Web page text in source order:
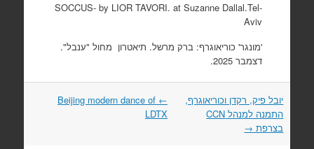
SOCCUS- by LIOR TAVORI. at Suzanne Dallal.Tel-
Aviv
'מונגר' כוריאוגרף: ברק מרשל. תיאטרון מחול "ענבל".
דצמבר 2025.
Post
navigation
←
Beijing modern dance of
LDTX
יובל פיק, רקדן וכוריאוגרף,
התמנה למנהל CCN
בצרפת →